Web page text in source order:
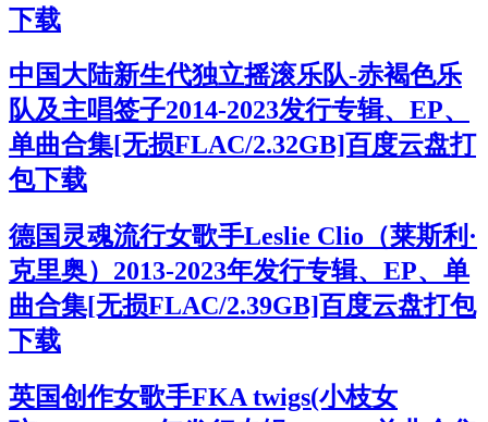
下载
中国大陆新生代独立摇滚乐队-赤褐色乐
队及主唱签子2014-2023发行专辑、EP、
单曲合集[无损FLAC/2.32GB]百度云盘打
包下载
德国灵魂流行女歌手Leslie Clio（莱斯利·
克里奥）2013-2023年发行专辑、EP、单
曲合集[无损FLAC/2.39GB]百度云盘打包
下载
英国创作女歌手FKA twigs(小枝女